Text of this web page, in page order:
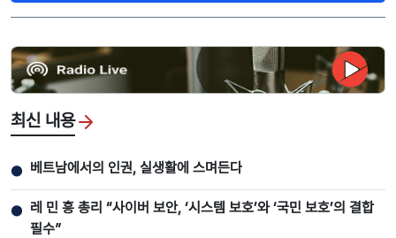
최신 내용
● 베트남에서의 인권, 실생활에 스며든다
● 레 민 흥 총리 “사이버 보안, ‘시스템 보호’와 ‘국민 보호’의 결합
필수”